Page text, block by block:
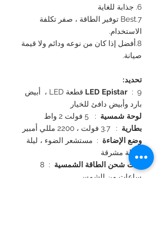
6. جذابة للغاية
7.Best توفير الطاقة ، صفر تكلفة
الاستخدام.
8.أفضل إذا كان من نوعه ودائم ولا قيمة
صيانة.
تحديد:
LED Epistar
: 9 قطعة LED ، أبيض
بارد وأبيض دافئ للخيار
لوحة شمسية : 5 فولت 2 واط
بطارية : 3.7 فولت ، 2200 مللي أمبير
وضع الإضاءة : مستشعر الضوء ، ليلة
كاملة مشرقة
وقت شحن الطاقة الشمسية
: 8
ساعات من الشمس